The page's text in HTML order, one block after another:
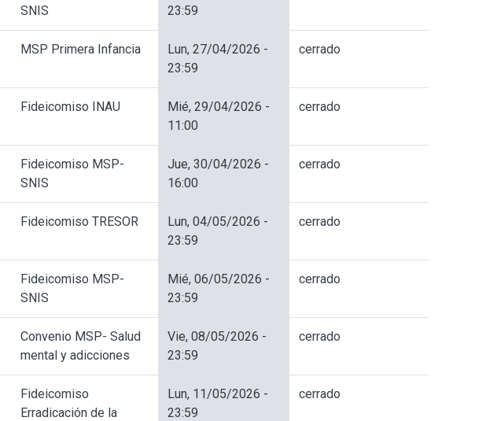
SNIS
23:59
MSP Primera Infancia
Lun, 27/04/2026 -
23:59
cerrado
Fideicomiso INAU
Mié, 29/04/2026 -
11:00
cerrado
Fideicomiso MSP-
SNIS
Jue, 30/04/2026 -
16:00
cerrado
Fideicomiso TRESOR
Lun, 04/05/2026 -
23:59
cerrado
Fideicomiso MSP-
SNIS
Mié, 06/05/2026 -
23:59
cerrado
Convenio MSP- Salud
mental y adicciones
Vie, 08/05/2026 -
23:59
cerrado
Fideicomiso
Erradicación de la
Lun, 11/05/2026 -
23:59
cerrado